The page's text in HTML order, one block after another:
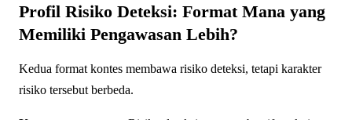
Profil Risiko Deteksi: Format Mana yang
Memiliki Pengawasan Lebih?
Kedua format kontes membawa risiko deteksi, tetapi karakter
risiko tersebut berbeda.